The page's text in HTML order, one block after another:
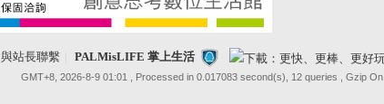
與站長聯繫 PALMisLIFE 掌上生活
GMT+8, 2026-8-9 01:01 , Processed in 0.017083 second(s), 12 queries , Gzip On.